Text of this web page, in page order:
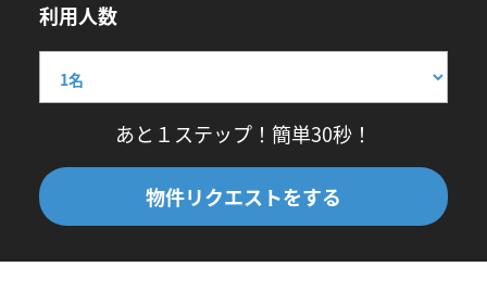
利用人数
あと１ステップ！簡単30秒！
物件リクエストをする